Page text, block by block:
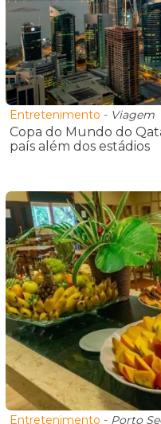
Entretenimento - Viagem
Copa do Mundo do
país além dos estádios
Entretenimento - Porto